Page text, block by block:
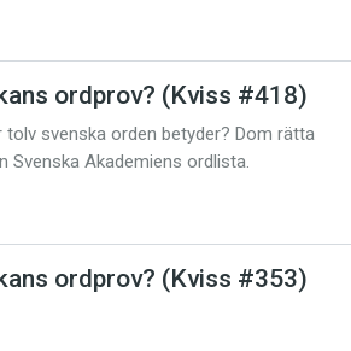
ordprov? (Kviss #418)
tolv svenska orden betyder? Dom rätta
Svenska Akademiens ordlista.
ordprov? (Kviss #353)